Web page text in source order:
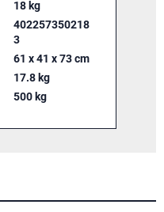
18 kg
402257350218
3
61 x 41 x 73 cm
17.8 kg
500 kg